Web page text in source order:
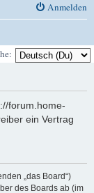
Anmelden
forum.home-
ein Vertrag
„das Board“)
des Boards ab (im